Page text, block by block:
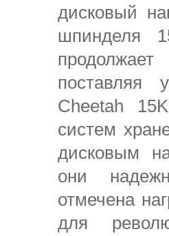
дисковый
шпинделя
поставляя
Cheetah
систем
дисковым
они
отмечена
для